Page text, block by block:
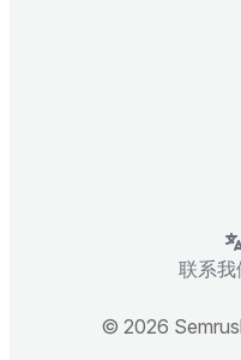
联系我
© 2026